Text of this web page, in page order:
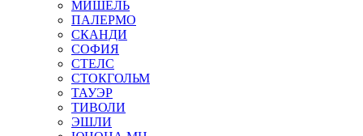
МИШЕЛЬ
ПАЛЕРМО
СКАНДИ
СОФИЯ
СТЕЛС
СТОКГОЛЬМ
ТАУЭР
ТИВОЛИ
ЭШЛИ